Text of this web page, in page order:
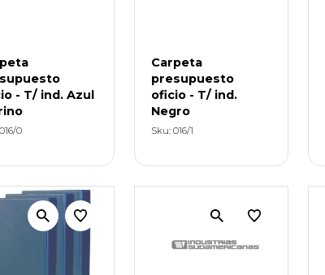
- T/ ind. Azul
0
Carpeta
presupuesto
oficio - T/ ind.
Negro
Sku: 016/1